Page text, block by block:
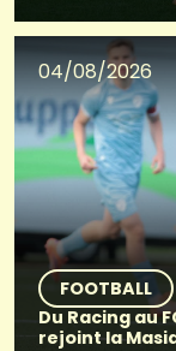
04/08/2026
FOOTBALL
Du Racing au
rejoint la